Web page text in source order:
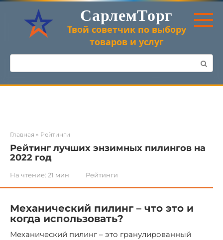
Перейти
контенту
СарлемТорг
Твой советчик по выбору
товаров и услуг
Поиск:
Главная » Рейтинги
Рейтинг лучших энзимных пилингов на
2022 год
На чтение: 21 мин Рейтинги
Механический пилинг – что это и
когда использовать?
Механический пилинг – это гранулированный